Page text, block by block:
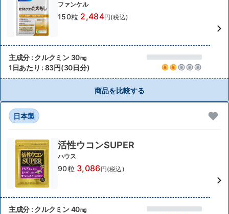
ファンケル
150粒 2,484円(税込)
主成分 : クルクミン 30㎎
1日あたり : 83円(30日分)
商品を比較する
日本製
活性ウコンSUPER
ハウス
90粒 3,086円(税込)
主成分 : クルクミン 40㎎